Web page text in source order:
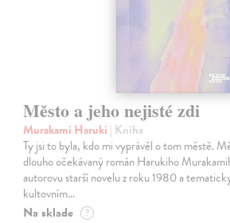
Město a jeho nejisté zdi
Murakami Haruki | Kniha
Ty jsi to byla, kdo mi vyprávěl o tom městě.
dlouho očekávaný román Harukiho
autorovu starší novelu z roku 1980 a
kultovním…
Na sklade ?